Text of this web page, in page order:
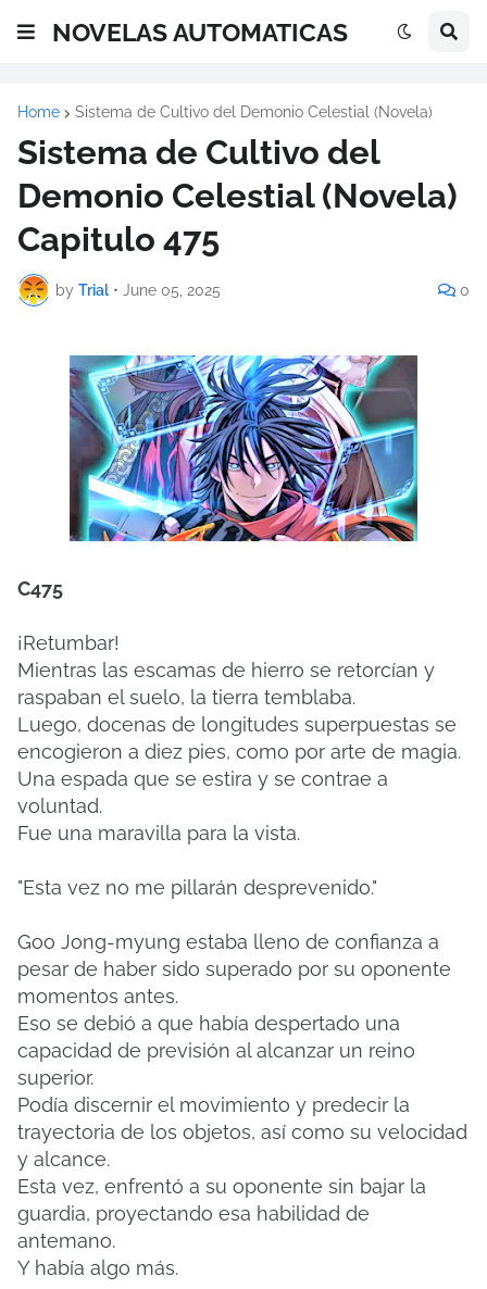
NOVELAS AUTOMATICAS
Home Sistema de Cultivo del Demonio Celestial (Novela)
Sistema de Cultivo del
Demonio Celestial (Novela)
Capitulo 475
by Trial • June 05, 2025 0
C475
¡Retumbar!
Mientras las escamas de hierro se retorcían y
raspaban el suelo, la tierra temblaba.
Luego, docenas de longitudes superpuestas se
encogieron a diez pies, como por arte de magia.
Una espada que se estira y se contrae a
voluntad.
Fue una maravilla para la vista.
"Esta vez no me pillarán desprevenido."
Goo Jong-myung estaba lleno de confianza a
pesar de haber sido superado por su oponente
momentos antes.
Eso se debió a que había despertado una
capacidad de previsión al alcanzar un reino
superior.
Podía discernir el movimiento y predecir la
trayectoria de los objetos, así como su velocidad
y alcance.
Esta vez, enfrentó a su oponente sin bajar la
guardia, proyectando esa habilidad de
antemano.
Y había algo más.